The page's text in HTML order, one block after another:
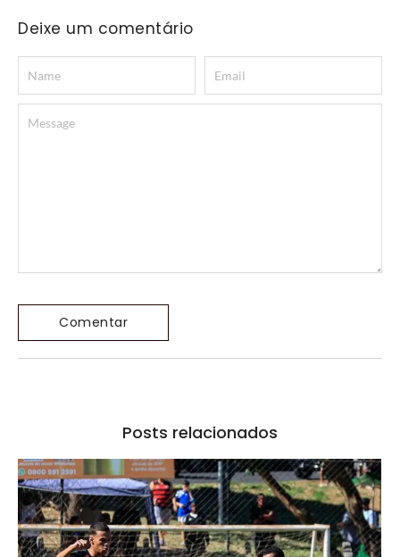
Deixe um comentário
Posts relacionados